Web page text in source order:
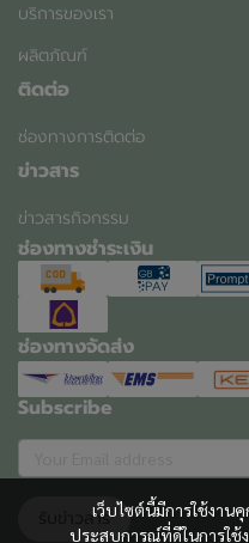
เว็บไซต์นี้มีการใช้งาน
ประสบการณ์ที่ดีในการใช้
บริการของเรา
ผลิตภัณฑ์
ติดต่อ
ช่องทางการติดต่อ
ข่าวสาร
ข่าวสารกิจกรรม
ช่องทางชำระเงิน
ช่องทางจัดส่ง
Subscribe
รับข่าวสาร